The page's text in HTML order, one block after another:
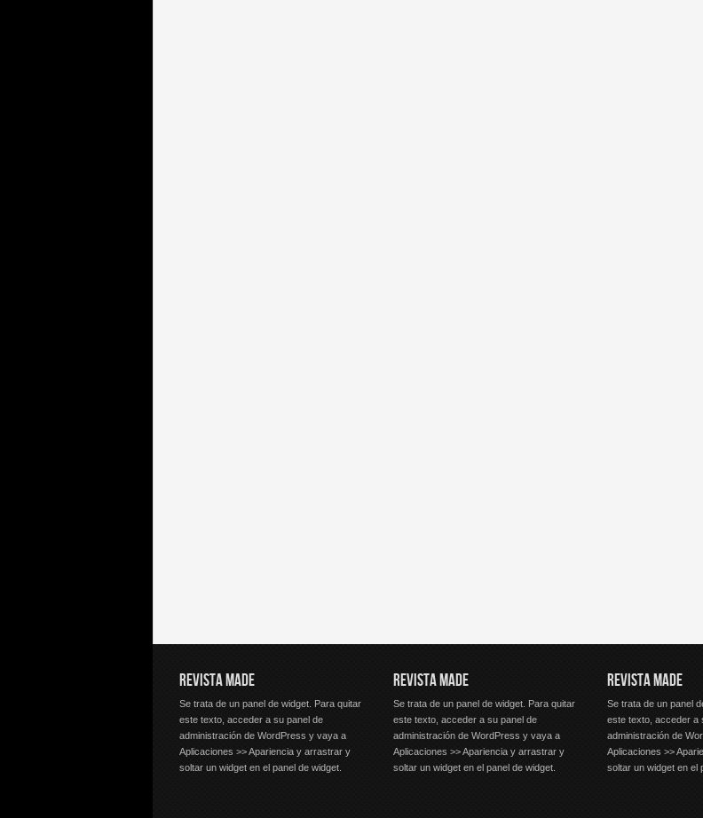
REVISTA MADE
Se trata de un panel de widget. Para quitar
este texto, acceder a su panel de
administración de WordPress y vaya a
Aplicaciones >> Apariencia y arrastrar y
soltar un widget en el panel de widget.
REVISTA MADE
Se trata de un panel de widget. Para quitar
este texto, acceder a su panel de
administración de WordPress y vaya a
Aplicaciones >> Apariencia y arrastrar y
soltar un widget en el panel de widget.
REVISTA MADE
Se trata de un panel
este texto, acceder a
administración de
Aplicaciones >>
soltar un widget en el